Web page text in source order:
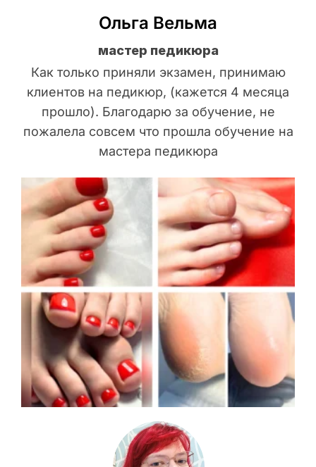
Ольга Вельма
мастер педикюра
Как только приняли экзамен, принимаю
клиентов на педикюр, (кажется 4 месяца
прошло). Благодарю за обучение, не
пожалела совсем что прошла обучение на
мастера педикюра